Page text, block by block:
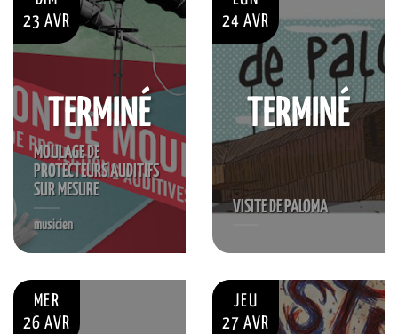
23 AVR
MOULAGE DE
PROTECTEURS AUDITIFS
SUR MESURE
musicien
TERMINÉ
24 AVR
VISITE DE PALOMA
TERMINÉ
MER
26 AVR
JEU
27 AVR